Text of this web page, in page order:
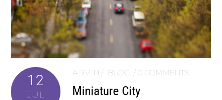
12
JUL
ADMIN BLOG 0 COMMENTS
Miniature City